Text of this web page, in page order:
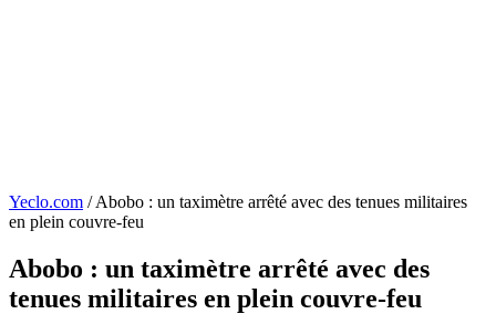
Yeclo.com / Abobo : un taximètre arrêté avec des tenues militaires
en plein couvre-feu
Abobo : un taximètre arrêté avec des
tenues militaires en plein couvre-feu